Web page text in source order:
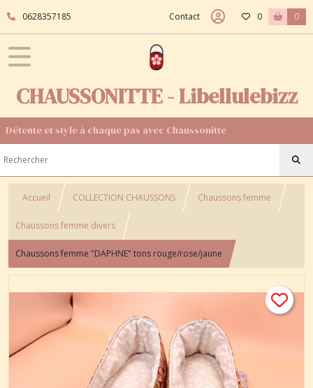
0628357185 Contact 0 0
CHAUSSONITTE - Libellulebizz
Détente et style à chaque pas avec Chaussonitte
Accueil COLLECTION CHAUSSONS Chaussons femme
Chaussons femme divers
Chaussons femme "DAPHNE" tons rouge/rose/jaune